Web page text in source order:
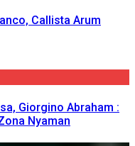
Callista Arum
Giorgino Abraham :
Nyaman